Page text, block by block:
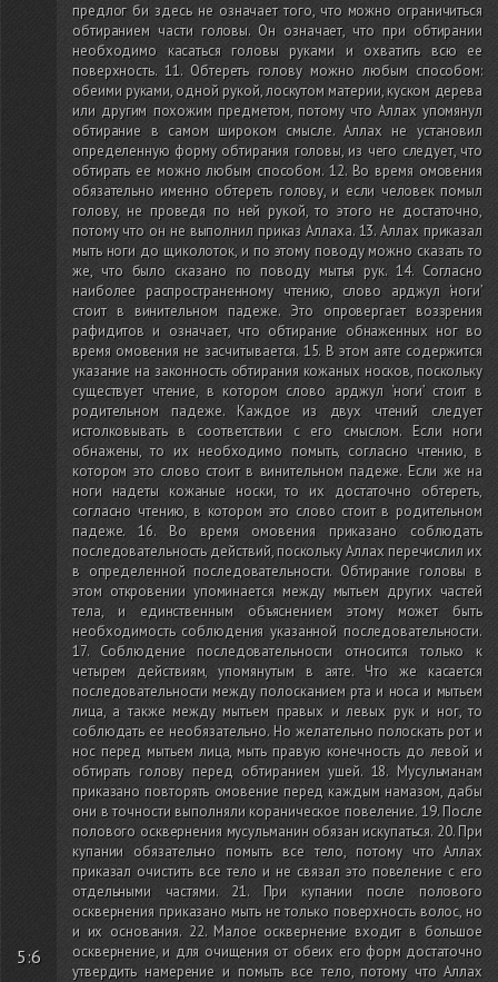
5:6
предлог би здесь не означает того, что можно ограничиться
обтиранием части головы. Он означает, что при обтирании
необходимо касаться головы руками и охватить всю ее
поверхность. 11. Обтереть голову можно любым способом:
обеими руками, одной рукой, лоскутом материи, куском дерева
или другим похожим предметом, потому что Аллах упомянул
обтирание в самом широком смысле. Аллах не установил
определенную форму обтирания головы, из чего следует, что
обтирать ее можно любым способом. 12. Во время омовения
обязательно именно обтереть голову, и если человек помыл
голову, не проведя по ней рукой, то этого не достаточно,
потому что он не выполнил приказ Аллаха. 13. Аллах приказал
мыть ноги до щиколоток, и по этому поводу можно сказать то
же, что было сказано по поводу мытья рук. 14. Согласно
наиболее распространенному чтению, слово арджул ‘ноги’
стоит в винительном падеже. Это опровергает воззрения
рафидитов и означает, что обтирание обнаженных ног во
время омовения не засчитывается. 15. В этом аяте содержится
указание на законность обтирания кожаных носков, поскольку
существует чтение, в котором слово арджул ‘ноги’ стоит в
родительном падеже. Каждое из двух чтений следует
истолковывать в соответствии с его смыслом. Если ноги
обнажены, то их необходимо помыть, согласно чтению, в
котором это слово стоит в винительном падеже. Если же на
ноги надеты кожаные носки, то их достаточно обтереть,
согласно чтению, в котором это слово стоит в родительном
падеже. 16. Во время омовения приказано соблюдать
последовательность действий, поскольку Аллах перечислил их
в определенной последовательности. Обтирание головы в
этом откровении упоминается между мытьем других частей
тела, и единственным объяснением этому может быть
необходимость соблюдения указанной последовательности.
17. Соблюдение последовательности относится только к
четырем действиям, упомянутым в аяте. Что же касается
последовательности между полосканием рта и носа и мытьем
лица, а также между мытьем правых и левых рук и ног, то
соблюдать ее необязательно. Но желательно полоскать рот и
нос перед мытьем лица, мыть правую конечность до левой и
обтирать голову перед обтиранием ушей. 18. Мусульманам
приказано повторять омовение перед каждым намазом, дабы
они в точности выполняли кораническое повеление. 19. После
полового осквернения мусульманин обязан искупаться. 20. При
купании обязательно помыть все тело, потому что Аллах
приказал очистить все тело и не связал это повеление с его
отдельными частями. 21. При купании после полового
осквернения приказано мыть не только поверхность волос, но
и их основания. 22. Малое осквернение входит в большое
осквернение, и для очищения от обеих его форм достаточно
утвердить намерение и помыть все тело, потому что Аллах